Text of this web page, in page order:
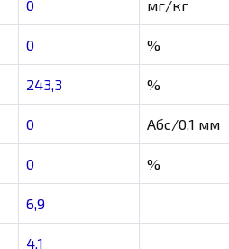
0 мг/кг
0 %
243,3 %
0 Абс/0,1 мм
0 %
6,9
4,1